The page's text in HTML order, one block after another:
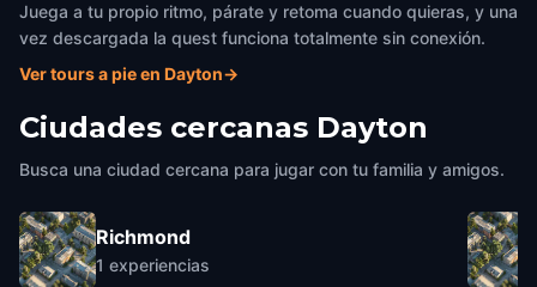
Juega a tu propio ritmo, párate y retoma cuando quieras, y una
vez descargada la quest funciona totalmente sin conexión.
Ver tours a pie en Dayton→
Ciudades cercanas Dayton
Busca una ciudad cercana para jugar con tu familia y amigos.
Richmond
1 experiencias